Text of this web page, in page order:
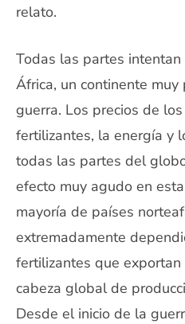
relato.
Todas las partes
África, un continente
guerra. Los precios de
fertilizantes, la energía y
todas las partes del
efecto muy agudo en
mayoría de países
extremadamente
fertilizantes que exportan
cabeza global de
Desde el inicio de la